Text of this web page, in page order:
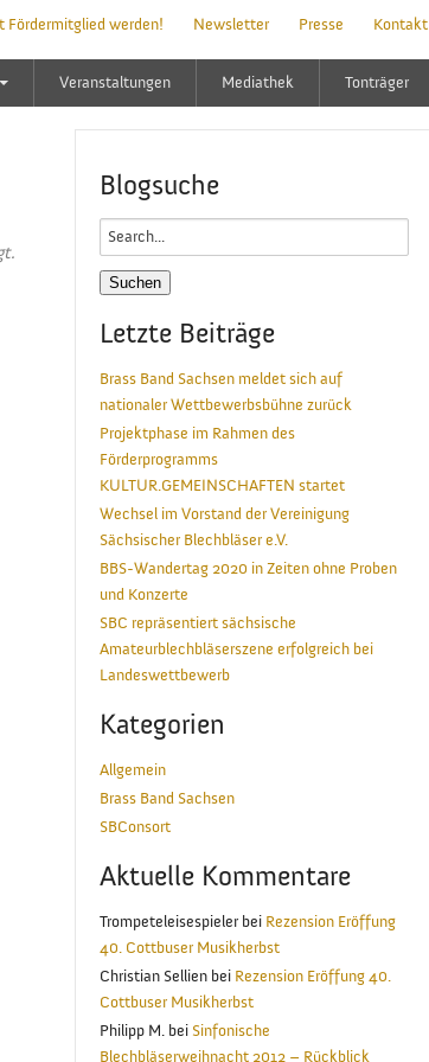
Fördermitglied werden! Newsletter Presse Kontakt
Veranstaltungen Mediathek Tonträger
Blogsuche
Search
for:
Letzte Beiträge
Brass Band Sachsen meldet sich auf
nationaler Wettbewerbsbühne zurück
Projektphase im Rahmen des
Förderprogramms
KULTUR.GEMEINSCHAFTEN startet
Wechsel im Vorstand der Vereinigung
Sächsischer Blechbläser e.V.
BBS-Wandertag 2020 in Zeiten ohne Proben
und Konzerte
SBC repräsentiert sächsische
Amateurblechbläserszene erfolgreich bei
Landeswettbewerb
Kategorien
Allgemein
Brass Band Sachsen
SBConsort
Aktuelle Kommentare
Trompeteleisespielerbei Rezension Eröffung
40. Cottbuser Musikherbst
Christian Sellienbei Rezension Eröffung 40.
Cottbuser Musikherbst
Philipp M.bei Sinfonische
Blechbläserweihnacht 2012 – Rückblick